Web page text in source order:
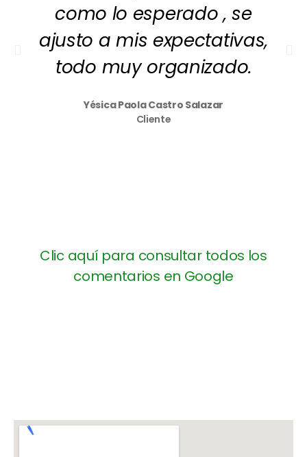
como lo esperado , se
ajusto a mis expectativas,
todo muy organizado.
Yésica Paola Castro Salazar
Cliente
Clic aquí para consultar todos los
comentarios en Google